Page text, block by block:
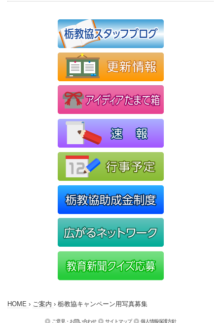
HOME › ご案内 › 栃教協キャンペーン用写真募集
ご意見・お問い合わせ サイトマップ 個人情報保護方針